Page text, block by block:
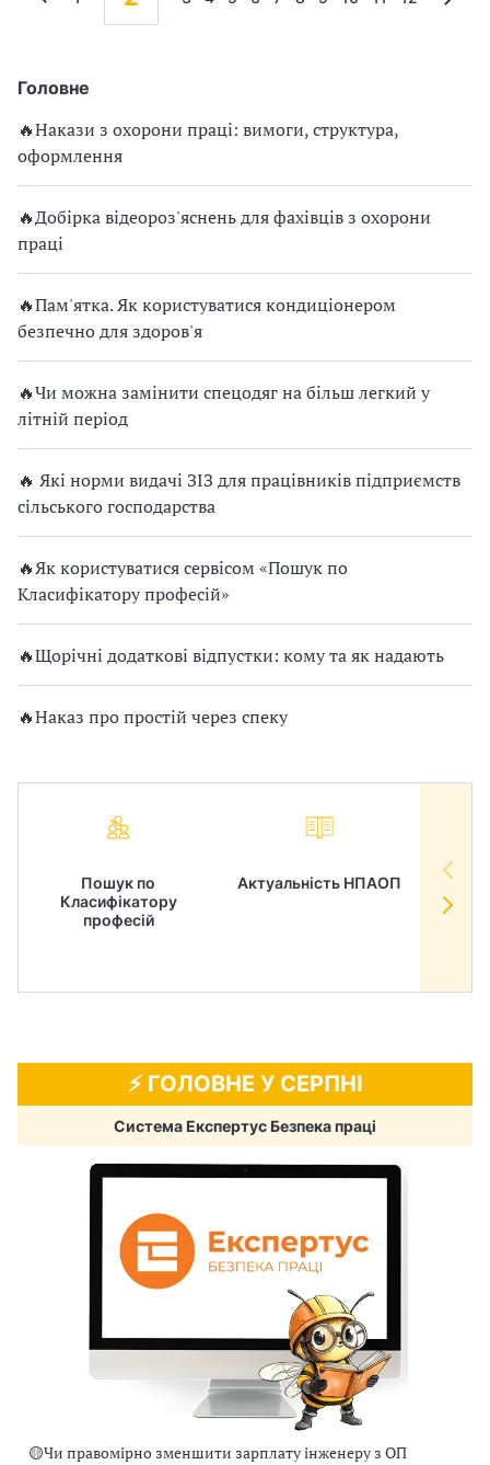
Головне
🔥Накази з охорони праці: вимоги, структура,
оформлення
🔥Добірка відеороз'яснень для фахівців з охорони
праці
🔥Пам'ятка. Як користуватися кондиціонером
безпечно для здоров'я
🔥Чи можна замінити спецодяг на більш легкий у
літній період
🔥 Які норми видачі ЗІЗ для працівників підприємств
сільського господарства
🔥Як користуватися сервісом «Пошук по
Класифікатору професій»
🔥Щорічні додаткові відпустки: кому та як надають
🔥Наказ про простій через спеку
Пошук по
Класифікатору
професій
Актуальність НПАОП
⚡️ ГОЛОВНЕ У СЕРПНІ
Система Експертус Безпека праці
🟡Чи правомірно зменшити зарплату інженеру з ОП